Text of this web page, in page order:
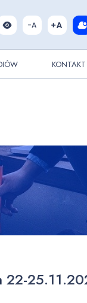
KONTAKT
22-